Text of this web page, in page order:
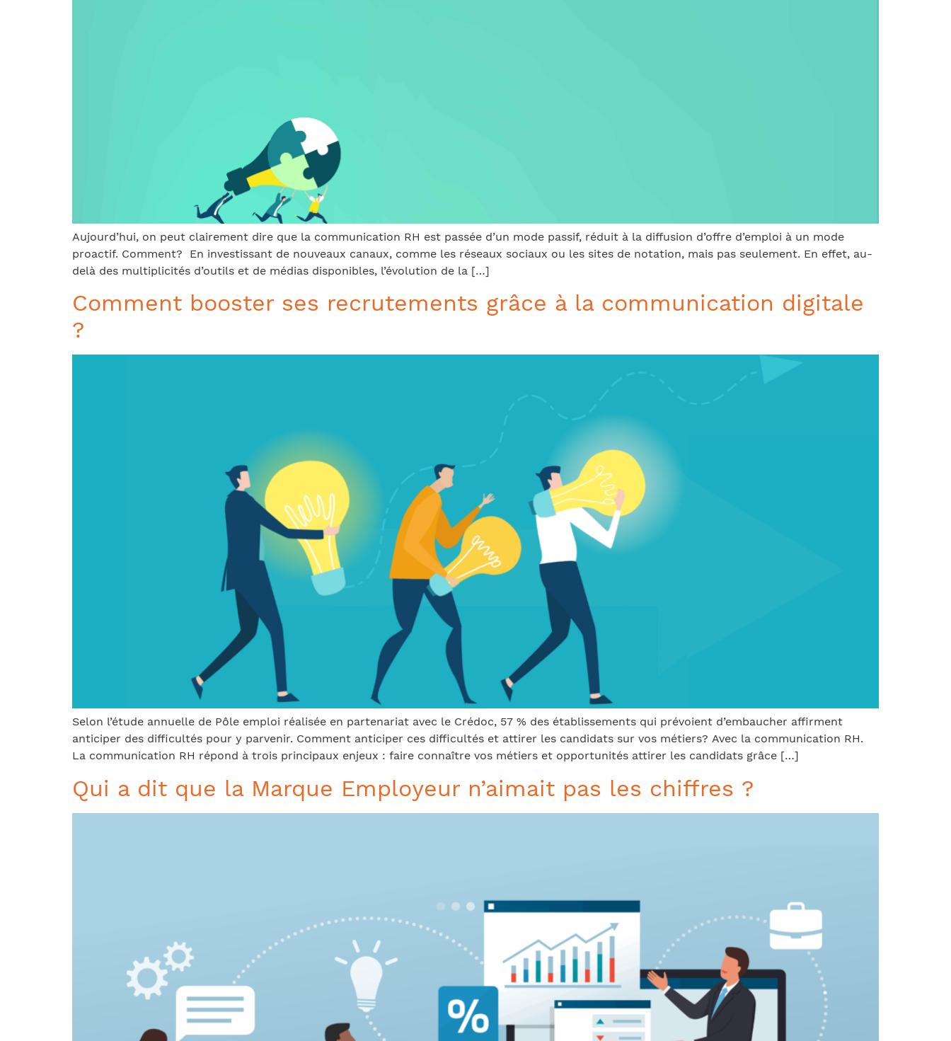
Aujourd’hui, on peut clairement dire que la communication RH est passée d’un mode passif, réduit à la diffusion d’offre d’emploi à un mode
proactif. Comment? En investissant de nouveaux canaux, comme les réseaux sociaux ou les sites de notation, mais pas seulement. En effet, au-
delà des multiplicités d’outils et de médias disponibles, l’évolution de la […]
Comment booster ses recrutements grâce à la communication digitale
?
Selon l’étude annuelle de Pôle emploi réalisée en partenariat avec le Crédoc, 57 % des établissements qui prévoient d’embaucher affirment
anticiper des difficultés pour y parvenir. Comment anticiper ces difficultés et attirer les candidats sur vos métiers? Avec la communication RH.
La communication RH répond à trois principaux enjeux : faire connaître vos métiers et opportunités attirer les candidats grâce […]
Qui a dit que la Marque Employeur n’aimait pas les chiffres ?